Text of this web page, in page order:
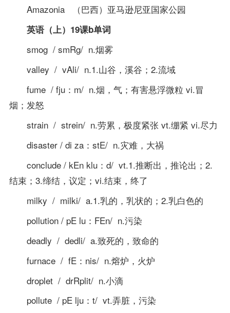
Amazonia （巴西）亚马逊尼亚国家公园
英语（上）19课b单词
smog / smRg/ n.烟雾
valley / vAli/ n.1.山谷，溪谷；2.流域
fume / fju：m/ n.烟，气；有害悬浮微粒 vi.冒
烟；发怒
strain / strein/ n.劳累，极度紧张 vt.绷紧 vi.尽力
disaster / di za：stE/ n.灾难，大祸
conclude / kEn klu：d/ vt.1.推断出，推论出；2.
结束；3.缔结，议定；vi.结束，终了
milky / milki/ a.1.乳的，乳状的；2.乳白色的
pollution / pE lu：FEn/ n.污染
deadly / dedli/ a.致死的，致命的
furnace / fE：nis/ n.熔炉，火炉
droplet / drRplit/ n.小滴
pollute / pE lju：t/ vt.弄脏，污染